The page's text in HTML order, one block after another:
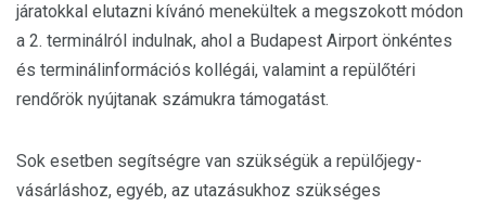
járatokkal elutazni kívánó menekültek a megszokott módon
a 2. terminálról indulnak, ahol a Budapest Airport önkéntes
és terminálinformációs kollégái, valamint a repülőtéri
rendőrök nyújtanak számukra támogatást.
Sok esetben segítségre van szükségük a repülőjegy-
vásárláshoz, egyéb, az utazásukhoz szükséges